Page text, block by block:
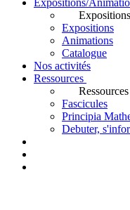
Expositions/
Expositions
Animations
Catalogue
Nos activités
Ressources
Ressources
Fascicules
Principia
Debuter,